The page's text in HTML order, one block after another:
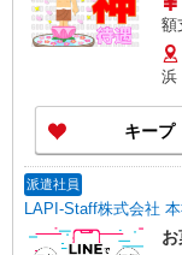
額支給 ◆月収例
務
浜
キープ
派遣社員
LAPI-Staff株式会社